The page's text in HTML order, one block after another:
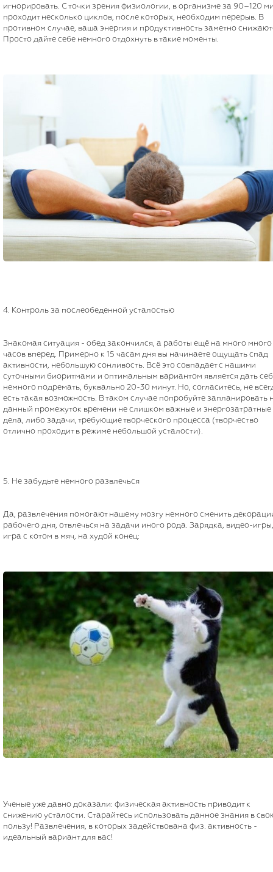
игнорировать. С точки зрения физиологии, в организме за 90–120
проходит несколько циклов, после которых, необходим перерыв. В
противном случае, ваша энергия и продуктивность заметно
Просто дайте себе немного отдохнуть в такие моменты.
4. Контроль за послеобеденной усталостью
Знакомая ситуация - обед закончился, а работы ещё на много много
часов вперед. Примерно к 15 часам дня вы начинаете ощущать спад
активности, небольшую сонливость. Всё это совпадает с нашими
суточными биоритмами и оптимальным вариантом является дать
немного подремать, буквально 20-30 минут. Но, согласитесь, не
есть такая возможность. В таком случае попробуйте запланировать
данный промежуток времени не слишком важные и энергозатратные
дела, либо задачи, требующие творческого процесса (творчество
отлично проходит в режиме небольшой усталости).
5. Не забудьте немного развлечься
Да, развлечения помогают нашему мозгу немного сменить
рабочего дня, отвлечься на задачи иного рода. Зарядка, видео-игры,
игра с котом в мяч, на худой конец:
Ученые уже давно доказали: физическая активность приводит к
снижению усталости. Старайтесь использовать данное знания в
пользу! Развлечения, в которых задействована физ. активность -
идеальный вариант для вас!